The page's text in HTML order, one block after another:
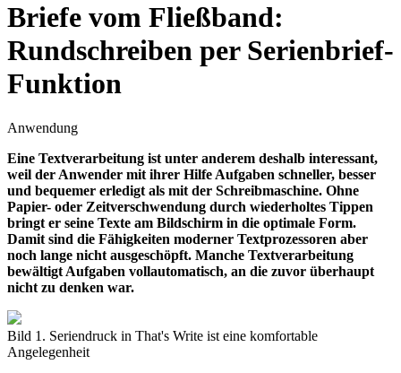
Briefe vom Fließband:
Rundschreiben per Serienbrief-
Funktion
Anwendung
Eine Textverarbeitung ist unter anderem deshalb interessant,
weil der Anwender mit ihrer Hilfe Aufgaben schneller, besser
und bequemer erledigt als mit der Schreibmaschine. Ohne
Papier- oder Zeitverschwendung durch wiederholtes Tippen
bringt er seine Texte am Bildschirm in die optimale Form.
Damit sind die Fähigkeiten moderner Textprozessoren aber
noch lange nicht ausgeschöpft. Manche Textverarbeitung
bewältigt Aufgaben vollautomatisch, an die zuvor überhaupt
nicht zu denken war.
Bild 1. Seriendruck in That's Write ist eine komfortable
Angelegenheit